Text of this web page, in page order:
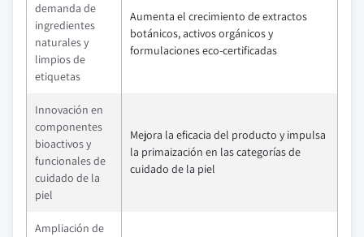
demanda de
ingredientes
naturales y
limpios de
etiquetas
Aumenta el crecimiento de extractos
botánicos, activos orgánicos y
formulaciones eco-certificadas
Innovación en
componentes
bioactivos y
funcionales de
cuidado de la
piel
Mejora la eficacia del producto y impulsa
la primaización en las categorías de
cuidado de la piel
Ampliación de